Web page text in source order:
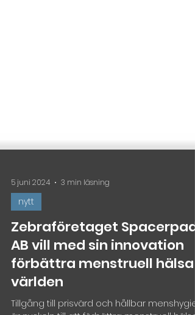
5 juni 2024 3 min läsning
nytt
Zebraföretaget Spacerpad
AB vill med sin innovation
förbättra menstruell hälsa i